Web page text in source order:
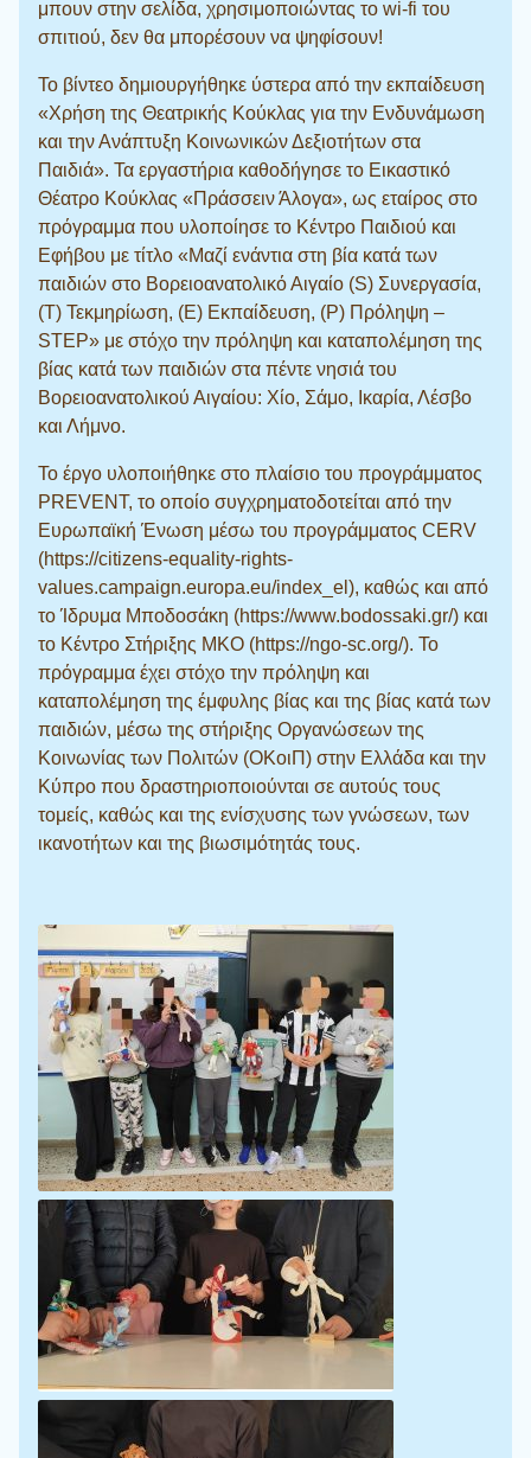
μπουν στην σελίδα, χρησιμοποιώντας το wi-fi του
σπιτιού, δεν θα μπορέσουν να ψηφίσουν!
Το βίντεο δημιουργήθηκε ύστερα από την εκπαίδευση
«Χρήση της Θεατρικής Κούκλας για την Ενδυνάμωση
και την Ανάπτυξη Κοινωνικών Δεξιοτήτων στα
Παιδιά». Τα εργαστήρια καθοδήγησε το Εικαστικό
Θέατρο Κούκλας «Πράσσειν Άλογα», ως εταίρος στο
πρόγραμμα που υλοποίησε το Κέντρο Παιδιού και
Εφήβου με τίτλο «Μαζί ενάντια στη βία κατά των
παιδιών στο Βορειοανατολικό Αιγαίο (S) Συνεργασία,
(T) Τεκμηρίωση, (E) Εκπαίδευση, (P) Πρόληψη –
STEP» με στόχο την πρόληψη και καταπολέμηση της
βίας κατά των παιδιών στα πέντε νησιά του
Βορειοανατολικού Αιγαίου: Χίο, Σάμο, Ικαρία, Λέσβο
και Λήμνο.
Το έργο υλοποιήθηκε στο πλαίσιο του προγράμματος
PREVENT, το οποίο συγχρηματοδοτείται από την
Ευρωπαϊκή Ένωση μέσω του προγράμματος CERV
(https://citizens-equality-rights-
values.campaign.europa.eu/index_el), καθώς και από
το Ίδρυμα Μποδοσάκη (https://www.bodossaki.gr/) και
το Κέντρο Στήριξης ΜΚΟ (https://ngo-sc.org/). To
πρόγραμμα έχει στόχο την πρόληψη και
καταπολέμηση της έμφυλης βίας και της βίας κατά των
παιδιών, μέσω της στήριξης Οργανώσεων της
Κοινωνίας των Πολιτών (ΟΚοιΠ) στην Ελλάδα και την
Κύπρο που δραστηριοποιούνται σε αυτούς τους
τομείς, καθώς και της ενίσχυσης των γνώσεων, των
ικανοτήτων και της βιωσιμότητάς τους.